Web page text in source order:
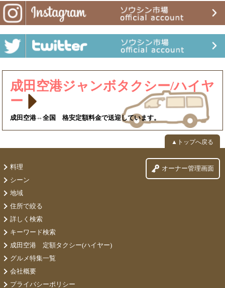
成田空港ジャンボタクシー/ハイヤ
ー
成田空港⇔全国 格安定額料金で送迎しています。
▲トップへ戻る
料理
シーン
地域
住所で絞る
詳しく検索
キーワード検索
成田空港 定額タクシー(ハイヤー)
グルメ特集一覧
会社概要
プライバシーポリシー
オーナー管理画面